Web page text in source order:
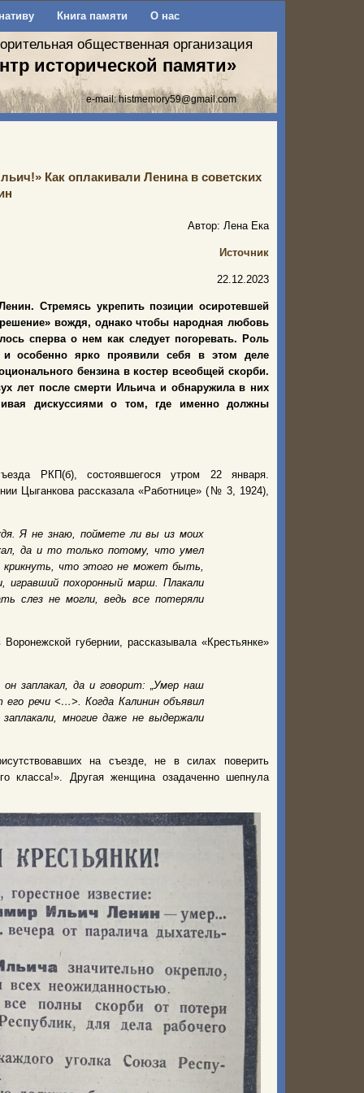
Книга памяти О нас
общественная организация
исторической памяти»
e-mail:histmemory59@gmail.com
Как оплакивали Ленина в советских
Автор: Лена Ека
Источник
22.12.2023
Стремясь укрепить позиции осиротевшей
вождя, однако чтобы народная любовь
сперва о нем как следует погоревать. Роль
и особенно ярко проявили себя в этом деле
бензина в костер всеобщей скорби.
лет после смерти Ильича и обнаружила в них
дискуссиями о том, где именно должны
РКП(б), состоявшегося утром 22 января.
Цыганкова рассказала «Работнице» (№ 3, 1924),
Я не знаю, поймете ли вы из моих
да и то только потому, что умел
крикнуть, что этого не может быть,
похоронный марш. Плакали
слез не могли, ведь все потеряли
губернии, рассказывала «Крестьянке»
заплакал, да и говорит: „Умер наш
его речи <…>. Когда Калинин объявил
многие даже не выдержали
на съезде, не в силах поверить
класса!». Другая женщина озадаченно шепнула